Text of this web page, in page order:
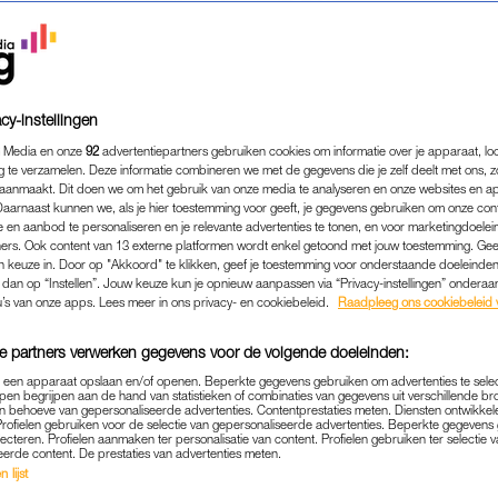
MANNEN IN DE
KOM IK UIT
LOUCHE'
COLUMN|JAN VERSTEEGH
17-06-2026 | JAN VERSTEEGH
ik twee mannen aan de zijkant van het huis staan.
kunt komen, maar niet zomaar per ongeluk
instellingen
en onze 92 advertentiepartners gebruiken cookies om informatie over je apparaat,
te verzamelen. Deze informatie combineren we met de gegevens die je zelf deelt met ons,
Dit doen we om het gebruik van onze media te analyseren en onze websites en
kunnen we, als je hier toestemming voor geeft, je gegevens gebruiken om onze
en aanbod te personaliseren en je relevante advertenties te tonen, en voor
Ook content van 13 externe platformen wordt enkel getoond met jouw toestemming.
keuze in. Door op "Akkoord" te klikken, geef je toestemming voor onderstaande
op “Instellen”. Jouw keuze kun je opnieuw aanpassen via “Privacy-instellingen”
van onze apps. Lees meer in ons privacy- en cookiebeleid.
Raadpleeg ons cookiebeleid
partners verwerken gegevens voor de volgende doeleinden:
apparaat opslaan en/of openen. Beperkte gegevens gebruiken om advertenties te
begrijpen aan de hand van statistieken of combinaties van gegevens uit verschillende
behoeve van gepersonaliseerde advertenties. Contentprestaties meten. Diensten
gebruiken voor de selectie van gepersonaliseerde advertenties. Beperkte
Profielen aanmaken ter personalisatie van content. Profielen gebruiken ter selectie
content. De prestaties van advertenties meten.
lijst